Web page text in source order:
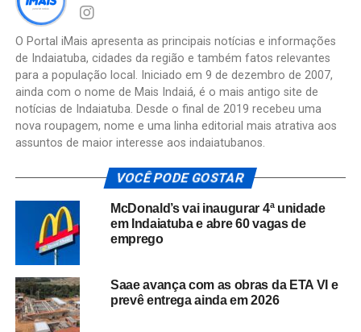
O Portal iMais apresenta as principais notícias e informações
de Indaiatuba, cidades da região e também fatos relevantes
para a população local. Iniciado em 9 de dezembro de 2007,
ainda com o nome de Mais Indaiá, é o mais antigo site de
notícias de Indaiatuba. Desde o final de 2019 recebeu uma
nova roupagem, nome e uma linha editorial mais atrativa aos
assuntos de maior interesse aos indaiatubanos.
VOCÊ PODE GOSTAR
McDonald’s vai inaugurar 4ª unidade
em Indaiatuba e abre 60 vagas de
emprego
Saae avança com as obras da ETA VI e
prevê entrega ainda em 2026